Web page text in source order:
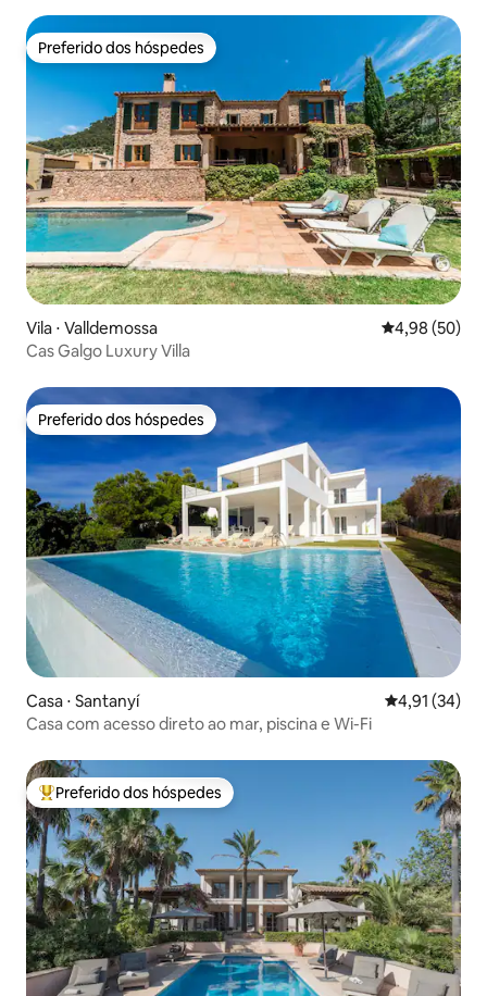
Preferido dos hóspedes
Preferido dos hóspedes
Vila ⋅ Valldemossa 4,98 de uma
4,98 (50)
Cas Galgo Luxury Villa
Preferido dos hóspedes
Preferido dos hóspedes
Casa ⋅ Santanyí 4,91 de uma
4,91 (34)
Casa com acesso direto ao mar, piscina e Wi-Fi
Entre os melhores preferidos dos hóspedes
Preferido dos hóspedes